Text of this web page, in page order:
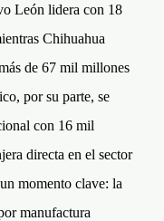
León lidera con 18
Chihuahua
de 67 mil millones
por su parte, se
con 16 mil
directa en el sector
momento clave: la
manufactura